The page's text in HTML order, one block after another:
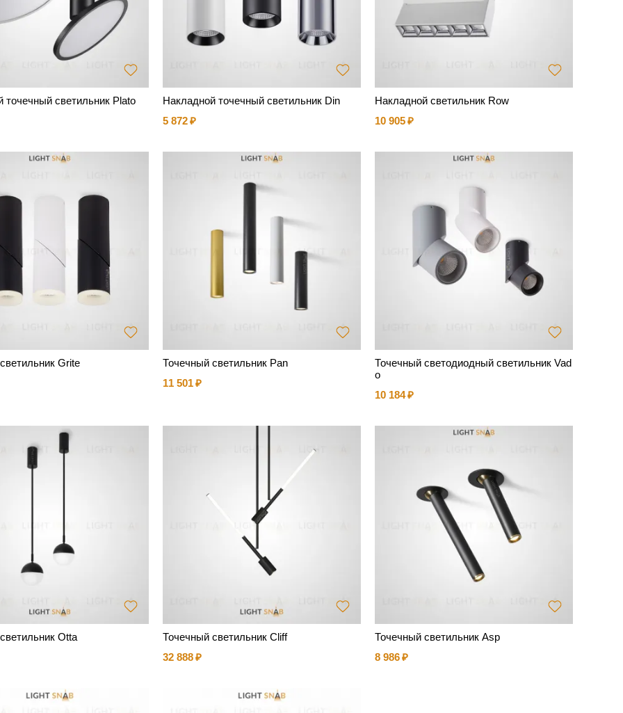
точечный светильник Plato
Накладной точечный светильник Din
5 872
Накладной светильник Row
10 905
Grite
Точечный светильник Pan
11 501
Точечный светодиодный светильник Vad
o
10 184
Otta
Точечный светильник Cliff
32 888
Точечный светильник Asp
8 986